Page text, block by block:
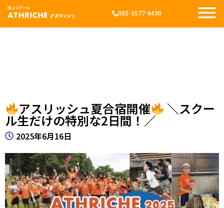
050-3577-6430
アスリッシュ夏合宿開催 ＼スクー
ル生だけの特別な2日間！／
2025年6月16日